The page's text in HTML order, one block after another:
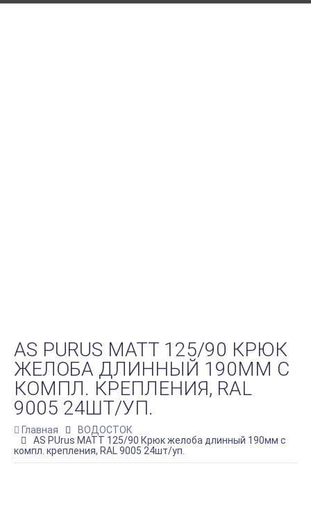
AS PURUS MATT 125/90 КРЮК
ЖЕЛОБА ДЛИННЫЙ 190ММ С
КОМПЛ. КРЕПЛЕНИЯ, RAL
9005 24ШТ/УП.
Главная
ВОДОСТОК
AS PUrus MATT 125/90 Крюк желоба длинный 190мм с
компл. крепления, RAL 9005 24шт/уп.